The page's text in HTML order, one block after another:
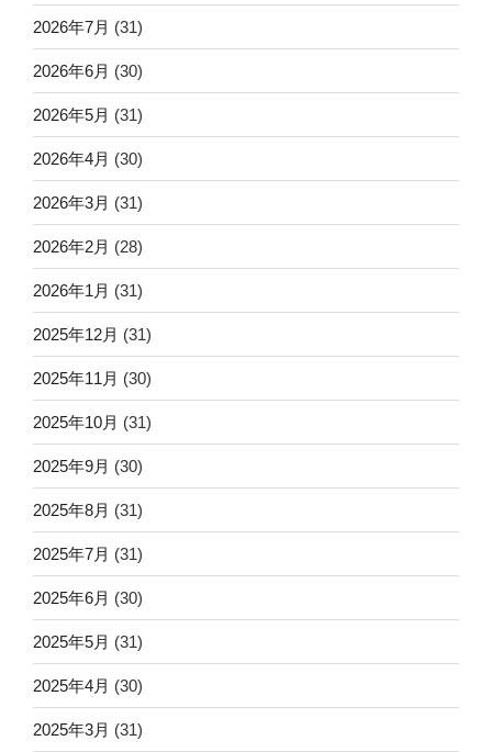
シ
ョ
ン
2026年7月 (31)
2026年6月 (30)
2026年5月 (31)
2026年4月 (30)
2026年3月 (31)
2026年2月 (28)
2026年1月 (31)
2025年12月 (31)
2025年11月 (30)
2025年10月 (31)
2025年9月 (30)
2025年8月 (31)
2025年7月 (31)
2025年6月 (30)
2025年5月 (31)
2025年4月 (30)
2025年3月 (31)